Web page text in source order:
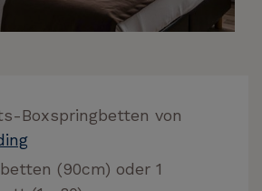
Boxspringbetten von
(90cm) oder 1